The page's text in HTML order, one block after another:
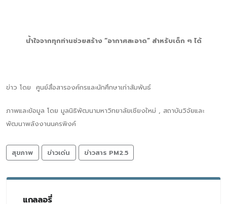
น้ำใจจากทุกท่านช่วยสร้าง “อากาศสะอาด” สำหรับเด็ก ๆ ได้
ข่าว โดย ศูนย์สื่อสารองค์กรและนักศึกษาเก่าสัมพันธ์
ภาพและข้อมูล โดย มูลนิธิพัฒนามหาวิทยาลัยเชียงใหม่ , สถาบันวิจัยและ
พัฒนาพลังงานนครพิงค์
สุขภาพ ข่าวเด่น ข่าวสาร PM2.5
แกลลอรี่